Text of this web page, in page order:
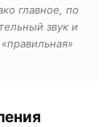
главное, по
звук и